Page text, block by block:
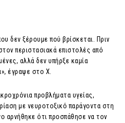
δεν ξέρουμε πού βρίσκεται. Πριν
περιστασιακά επιστολές από
αλλά δεν υπήρξε καμία
έγραψε στο Χ.
προβλήματα υγείας,
με νευροτοξικό παράγοντα στη
αρνήθηκε ότι προσπάθησε να τον